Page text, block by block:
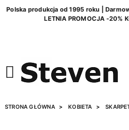
Polska produkcja od 1995 roku |
LETNIA PROMOCJA -20%
STRONA GŁÓWNA KOBIETA